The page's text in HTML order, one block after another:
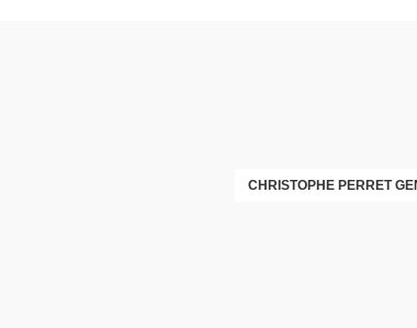
CHRISTOPHE PERRET